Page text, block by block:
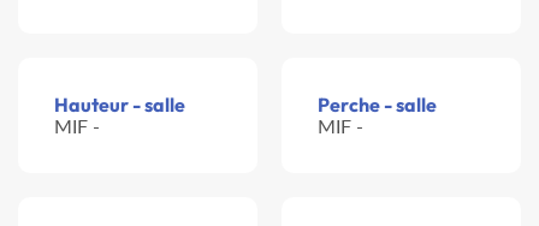
Hauteur - salle
MIF -
Perche - salle
MIF -